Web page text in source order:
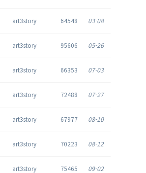
art3story 64548 03-08
art3story 95606 05-26
art3story 66353 07-03
art3story 72488 07-27
art3story 67977 08-10
art3story 70223 08-12
art3story 75465 09-02